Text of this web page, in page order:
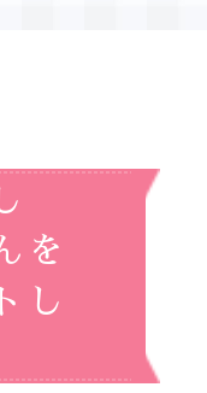
を
し